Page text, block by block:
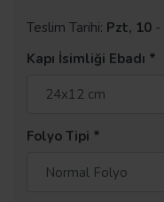
Teslim Tarihi: Pzt, 10 -
Kapı İsimliği Ebadı
Folyo Tipi